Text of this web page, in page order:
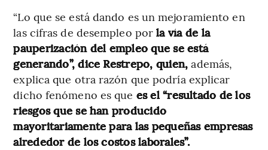
“Lo que se está dando es un mejoramiento en
las cifras de desempleo porla vía de la
pauperización del empleo que se está
generando”, dice Restrepo, quien, además,
explica que otra razón que podría explicar
dicho fenómeno es que es el “resultado de los
riesgos que se han producido
mayoritariamente para las pequeñas empresas
alrededor de los costos laborales”.